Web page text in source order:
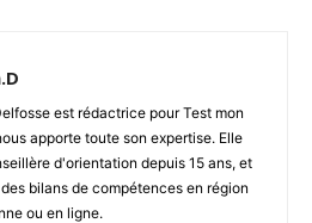
est rédactrice pour Test mon
apporte toute son expertise. Elle
d'orientation depuis 15 ans, et
bilans de compétences en région
ou en ligne.